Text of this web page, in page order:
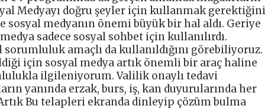
Medyayı doğru şeyler için kullanmak gerektiğini
sosyal medyanın önemi büyük bir hal aldı. Geriye
sadece sosyal sohbet için kullanılırdı.
amaçlı da kullanıldığını görebiliyoruz.
için sosyal medya artık önemli bir araç haline
ilgileniyorum. Valilik onaylı tedavi
yanında erzak, burs, iş, kan duyurularında her
Bu telapleri ekranda dinleyip çözüm bulma